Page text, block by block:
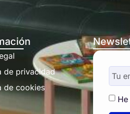
de privacidad
de cookies